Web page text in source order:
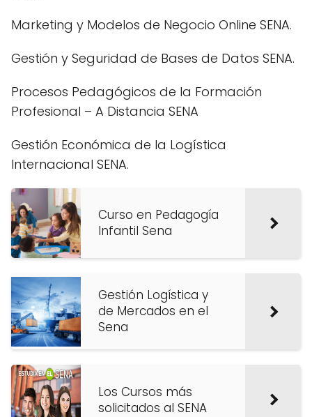
Marketing y Modelos de Negocio Online SENA.
Gestión y Seguridad de Bases de Datos SENA.
Procesos Pedagógicos de la Formación
Profesional – A Distancia SENA
Gestión Económica de la Logística
Internacional SENA.
Curso en Pedagogía
Infantil Sena
Gestión Logística y
de Mercados en el
Sena
Los Cursos más
solicitados al SENA